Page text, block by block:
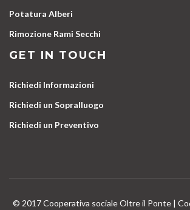
Potatura Alberi
Rimozione Rami Secchi
GET IN TOUCH
Richiedi Informazioni
Richiedi un Sopralluogo
Richiedi un Preventivo
© 2017 Cooperativa sociale Oltre il Ponte |